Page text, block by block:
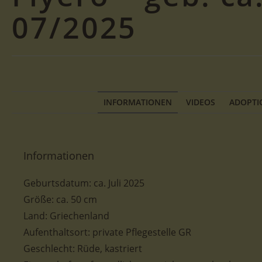
07/2025
INFORMATIONEN VIDEOS
Informationen
Geburtsdatum: ca. Juli 2025
Größe: ca. 50 cm
Land: Griechenland
Aufenthaltsort: private Pflegestelle GR
Geschlecht: Rüde, kastriert